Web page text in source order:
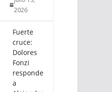
2026
Fuerte
cruce:
Dolores
Fonzi
responde
a